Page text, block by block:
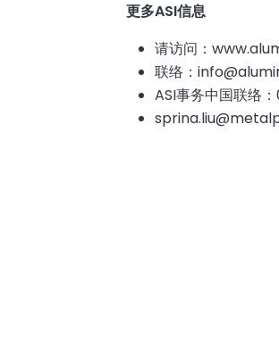
更多ASI信息
请访问：
联络：
ASI事务中国联络